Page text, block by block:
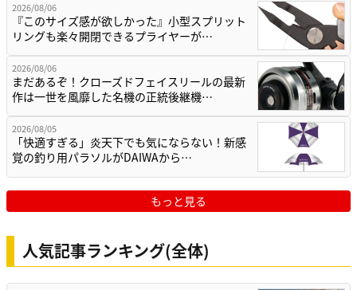
2026/08/06
『このサイズ感が欲しかった』小型スプリット
リングも楽々開閉できるプライヤーが…
2026/08/06
まだあるぞ！クローズドフェイスリールの最新
作は一世を風靡した名機の正統後継機…
2026/08/05
「快適すぎる」炎天下でも気にならない！新感
覚の釣り用パラソルがDAIWAから…
もっと見る
人気記事ランキング(全体)